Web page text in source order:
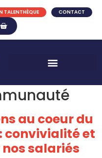
TALENTHÈQUE CONTACT
au coeur du
convivialité et
salariés